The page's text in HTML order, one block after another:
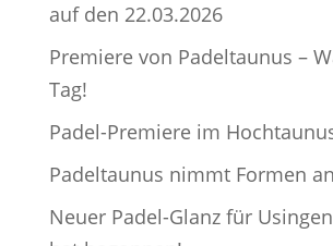
auf den 22.03.2026
Premiere von Padeltaunus –
Tag!
Padel-Premiere im
Padeltaunus nimmt Formen an
Neuer Padel-Glanz für